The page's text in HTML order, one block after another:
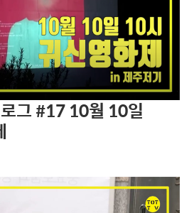
그 #17 10월 10일